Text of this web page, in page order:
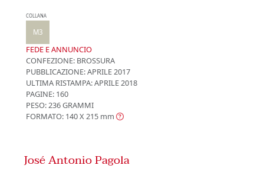
COLLANA
M3
FEDE E ANNUNCIO
CONFEZIONE: BROSSURA
PUBBLICAZIONE:APRILE 2017
ULTIMA RISTAMPA:APRILE 2018
PAGINE: 160
PESO: 236 GRAMMI
FORMATO: 140 X 215 mm
José Antonio Pagola